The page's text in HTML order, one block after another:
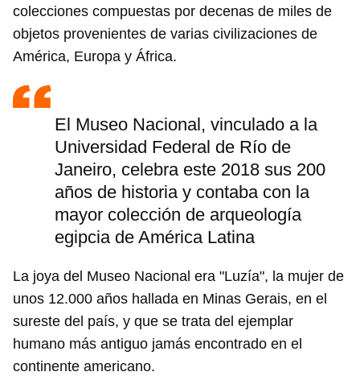
Guardar como favorito
Para poder guardar como favorito, primero has de
iniciar sesión con tu cuenta de 14ymedio.
INICIAR SESIÓN CANCELAR
colecciones compuestas por decenas de miles de
objetos provenientes de varias civilizaciones de
América, Europa y África.
El Museo Nacional, vinculado a la
Universidad Federal de Río de
Janeiro, celebra este 2018 sus 200
años de historia y contaba con la
mayor colección de arqueología
egipcia de América Latina
La joya del Museo Nacional era "Luzía", la mujer de
unos 12.000 años hallada en Minas Gerais, en el
sureste del país, y que se trata del ejemplar
humano más antiguo jamás encontrado en el
continente americano.